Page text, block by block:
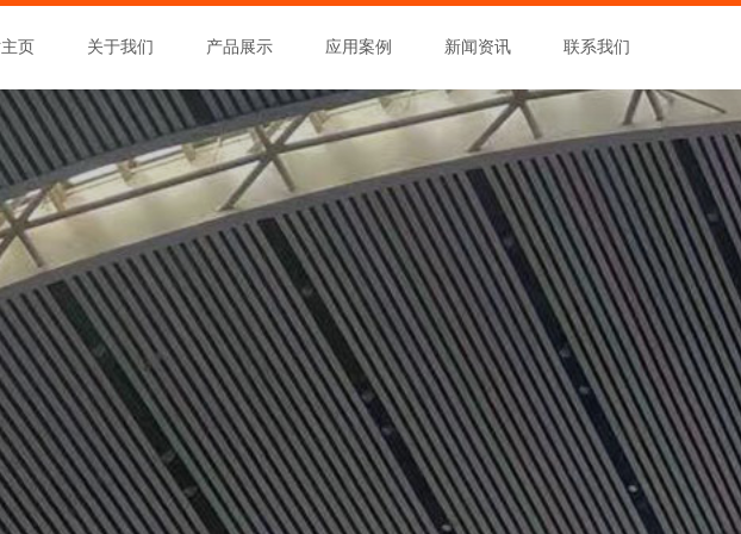
页 关于我们 产品展示 应用案例 新闻资讯 联系我们